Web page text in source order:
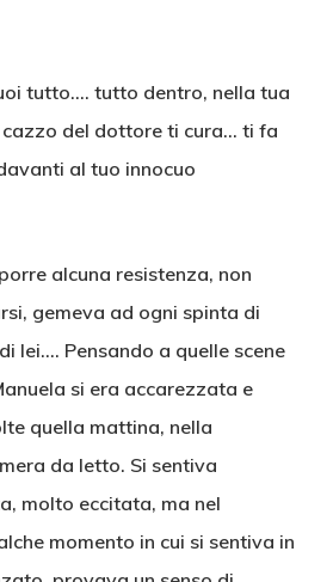
tutto…. tutto dentro, nella tua
del dottore ti cura… ti fa
al tuo innocuo
alcuna resistenza, non
gemeva ad ogni spinta di
lei…. Pensando a quelle scene
si era accarezzata e
quella mattina, nella
da letto. Si sentiva
molto eccitata, ma nel
momento in cui si sentiva in